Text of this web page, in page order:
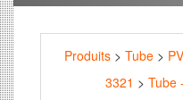
Produits> Tube>
3321 > Tube